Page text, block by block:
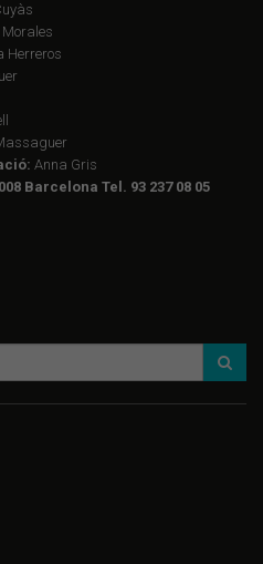
Herreros
Anna Gris
Barcelona Tel. 93 237 08 05